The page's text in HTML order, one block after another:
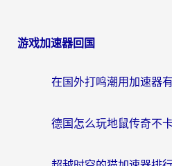
游戏加速器回国